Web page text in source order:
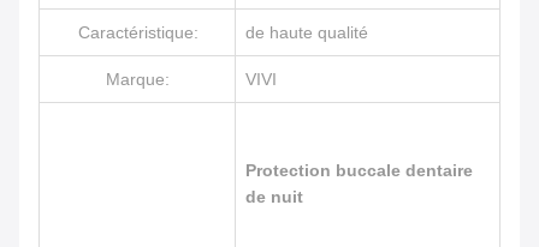
Caractéristique: de haute qualité
Marque: VIVI
Protection buccale dentaire
de nuit